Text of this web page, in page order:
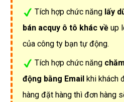
Tích hợp chức năng lấy
bán acquy ô tô khác về up
của công ty bạn tự động.
Tích hợp chức năng
động bằng Email khi khách
hàng đặt hàng thì đơn hàng